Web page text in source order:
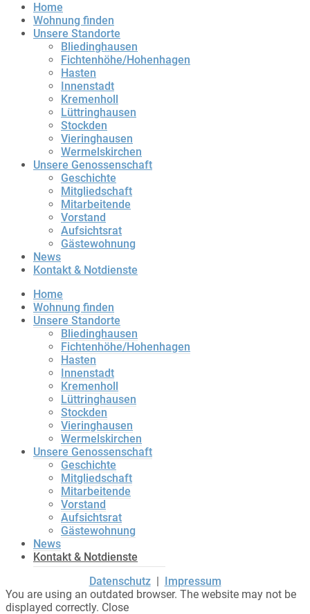
Home
Wohnung finden
Unsere Standorte
Bliedinghausen
Fichtenhöhe/Hohenhagen
Hasten
Innenstadt
Kremenholl
Lüttringhausen
Stockden
Vieringhausen
Wermelskirchen
Unsere Genossenschaft
Geschichte
Mitgliedschaft
Mitarbeitende
Vorstand
Aufsichtsrat
Gästewohnung
News
Kontakt & Notdienste
Home
Wohnung finden
Unsere Standorte
Bliedinghausen
Fichtenhöhe/Hohenhagen
Hasten
Innenstadt
Kremenholl
Lüttringhausen
Stockden
Vieringhausen
Wermelskirchen
Unsere Genossenschaft
Geschichte
Mitgliedschaft
Mitarbeitende
Vorstand
Aufsichtsrat
Gästewohnung
News
Kontakt & Notdienste
Datenschutz
Impressum
You are using an outdated browser. The website may not be
displayed correctly. Close